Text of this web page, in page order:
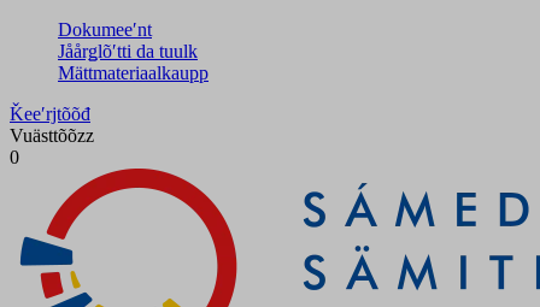
Dokumeeʹnt
Jåårǥlõʹtti da tuulk
Mättmateriaalkaupp
Ǩeeʹrjtõõđ
Vuästtõõzz
0